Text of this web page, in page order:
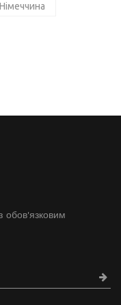
Німеччина
обов'язковим